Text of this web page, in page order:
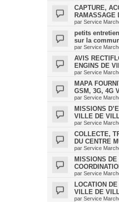
CAPTURE,
RAMASSAGE
par Service
petits
sur la
par Service
AVIS
ENGINS DE
par Service
MAPA
GSM, 3G, 4G
par Service
MISSIONS
VILLE DE
par Service
COLLECTE,
DU CENTRE
par Service
MISSIONS
par Service
LOCATION
VILLE DE
par Service